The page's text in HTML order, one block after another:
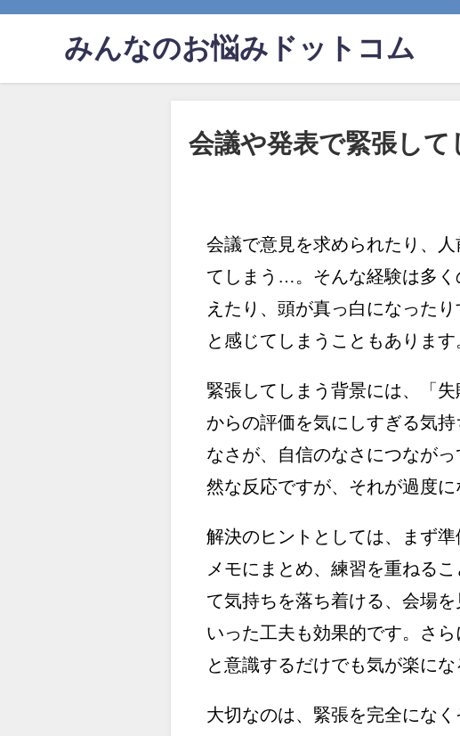
みんなのお悩みドットコム
会議や発表で緊張して
会議で意見を求められたり、
てしまう…。そんな経験は多く
えたり、頭が真っ白になった
と感じてしまうこともあります
緊張してしまう背景には、「
からの評価を気にしすぎる気
なさが、自信のなさにつなが
然な反応ですが、それが過度に
解決のヒントとしては、まず
メモにまとめ、練習を重ねる
て気持ちを落ち着ける、会場
いった工夫も効果的です。さ
と意識するだけでも気が楽にな
大切なのは、緊張を完全にな